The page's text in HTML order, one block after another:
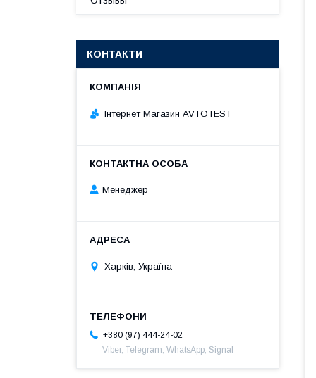
КОНТАКТИ
Інтернет Магазин AVTOTEST
Менеджер
Харків, Україна
+380 (97) 444-24-02
Viber, Telegram, WhatsApp, Signal